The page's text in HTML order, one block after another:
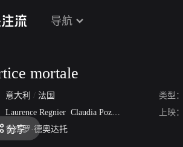
导航
mortale
意大利 / 法国
类型
Laurence Regnier Claudia Pozzi Barbara Ricci上映
鲁杰罗·德奥达托
分享